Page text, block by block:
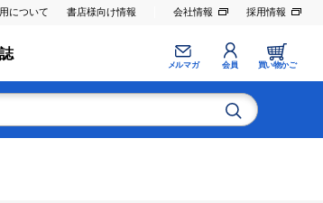
について 書店様向け情報 会社情報 採用情報
メルマガ 会員 買い物かご